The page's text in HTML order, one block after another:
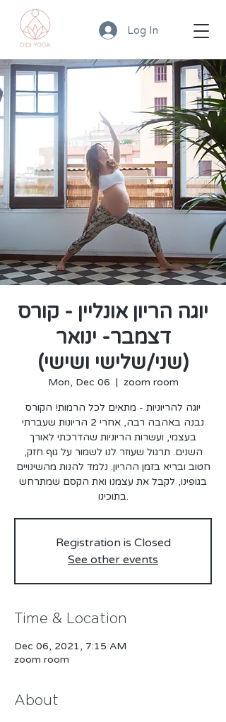
Log In
יוגה הריון אונליין - קורס
דצמבר- ינואר
(שני/שלישי ושישי)
Mon, Dec 06
  |
zoom room
יוגה להריוניות - מתאים לכל הרמות! הקורס
נבנה באהבה רבה, אחרי 2 הריונות שעברתי
בעצמי, ועשרות הריוניות שהדרכתי לאורך
השנים. תרגול שעוזר לנו לשמור על גוף חזק,
חטוב ובריא בזמן ההריון. נלמד להנות מהשינויים
בגופינו, לקבל את עצמנו ואת הקסם שמתרחש
Registration is Closed
See other events
Time & Location
Dec 06, 2021, 7:15 AM
zoom room
About